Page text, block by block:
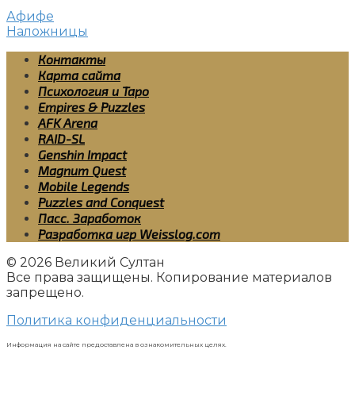
Афифе
Наложницы
Контакты
Карта сайта
Психология и Таро
Empires & Puzzles
AFK Arena
RAID-SL
Genshin Impact
Magnum Quest
Mobile Legends
Puzzles and Conquest
Пасс. Заработок
Разработка игр Weisslog.com
© 2026 Великий Султан
Все права защищены. Копирование материалов
запрещено.
Политика конфиденциальности
Информация на сайте предоставлена в ознакомительных целях.